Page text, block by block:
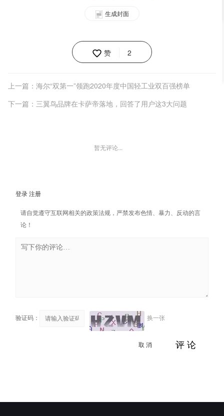
生成封面
赞 2
上一篇：海尔“双第一”领跑2020年度中国轻工业双百强榜单
下一篇：三翼鸟品牌在卡萨帝落地，回答了用户这3大问题
暂无评论...
登录 注册
请自觉遵守互联网相关的政策法规，严禁发布色情、暴力、反动的言
论！
验证码： 换一张
评 论
取 消